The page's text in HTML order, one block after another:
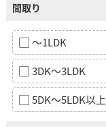
間取り
～1LDK
3DK～3LDK
5DK～5LDK以上